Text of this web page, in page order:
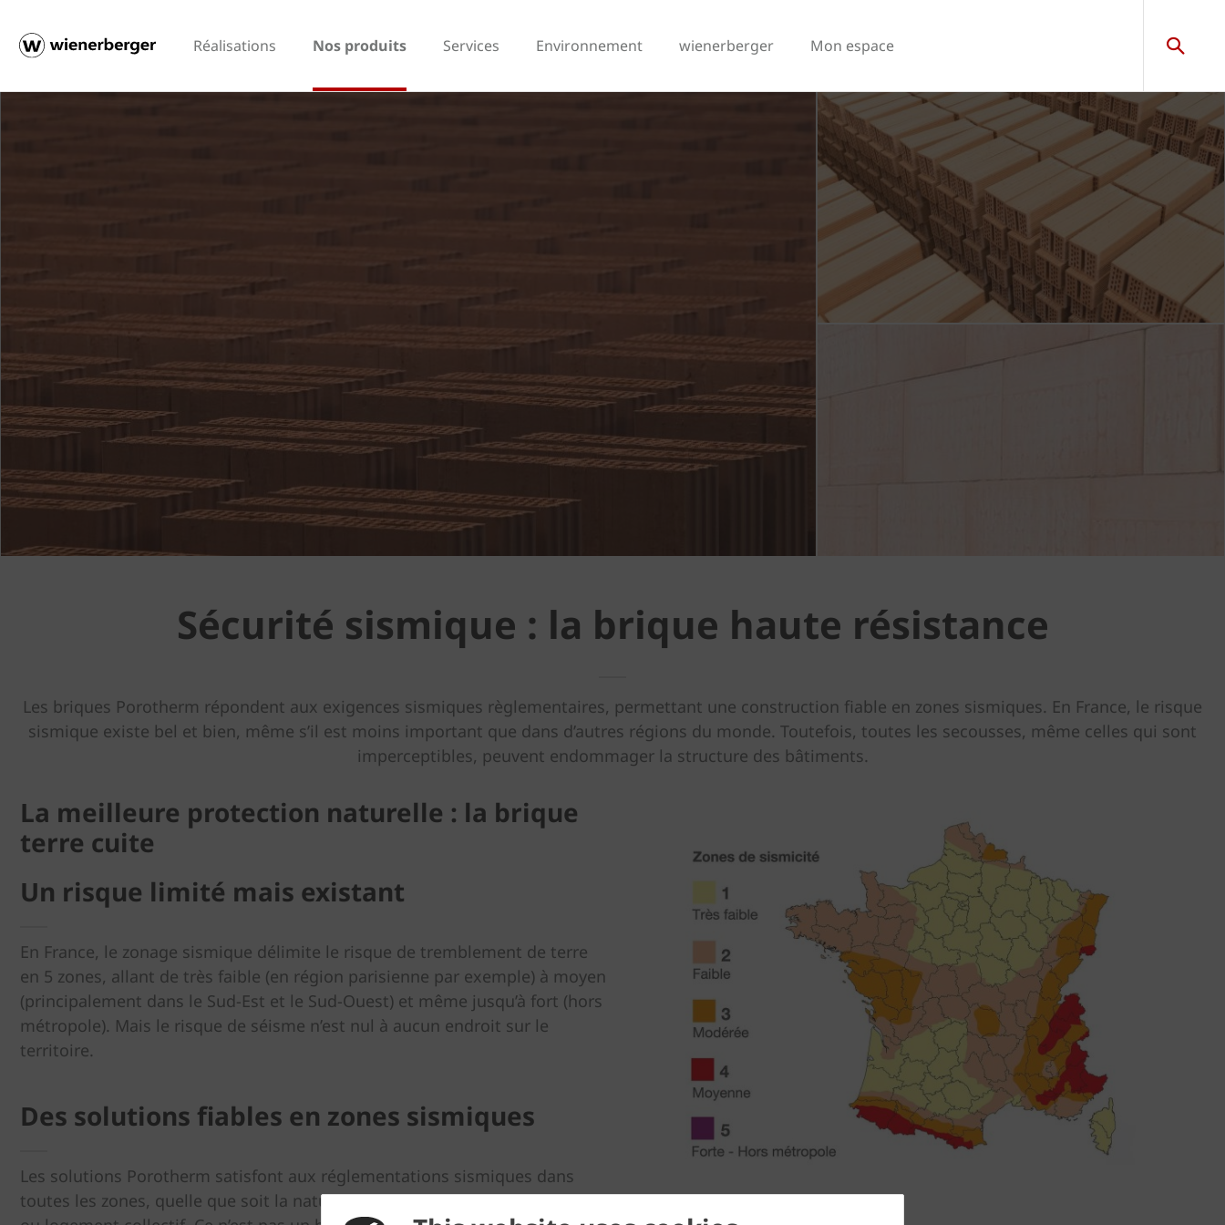
Réalisations Nos produits Services Environnement wienerberger Mon espace
Sécurité sismique : la brique haute résistance
Les briques Porotherm répondent aux exigences sismiques règlementaires, permettant une construction fiable en zones sismiques. En France, le risque
sismique existe bel et bien, même s’il est moins important que dans d’autres régions du monde. Toutefois, toutes les secousses, même celles qui sont
imperceptibles, peuvent endommager la structure des bâtiments.
La meilleure protection naturelle : la brique
terre cuite
Un risque limité mais existant
En France, le zonage sismique délimite le risque de tremblement de terre
en 5 zones, allant de très faible (en région parisienne par exemple) à moyen
(principalement dans le Sud-Est et le Sud-Ouest) et même jusqu’à fort (hors
métropole). Mais le risque de séisme n’est nul à aucun endroit sur le
territoire.
Des solutions fiables en zones sismiques
Les solutions Porotherm satisfont aux réglementations sismiques dans
toutes les zones, quelle que soit la nature de l’ouvrage, maison individuelle